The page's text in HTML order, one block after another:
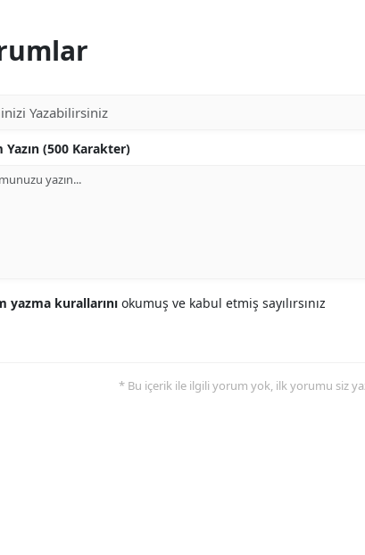
Yazın (500 Karakter)
yazma kurallarını okumuş ve kabul etmiş sayılırsınız
* Bu içerik ile ilgili yorum yok, ilk yorumu siz